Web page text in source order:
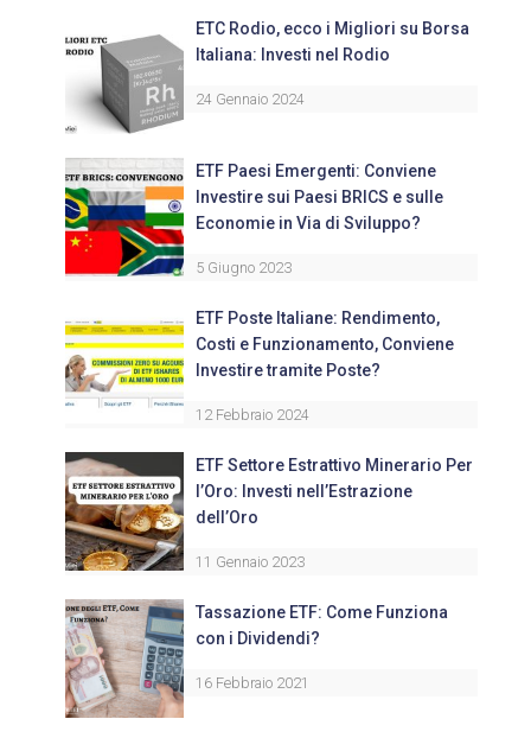
ETC Rodio, ecco i Migliori su Borsa
Italiana: Investi nel Rodio
24 Gennaio 2024
ETF Paesi Emergenti: Conviene
Investire sui Paesi BRICS e sulle
Economie in Via di Sviluppo?
5 Giugno 2023
ETF Poste Italiane: Rendimento,
Costi e Funzionamento, Conviene
Investire tramite Poste?
12 Febbraio 2024
ETF Settore Estrattivo Minerario Per
l’Oro: Investi nell’Estrazione
dell’Oro
11 Gennaio 2023
Tassazione ETF: Come Funziona
con i Dividendi?
16 Febbraio 2021